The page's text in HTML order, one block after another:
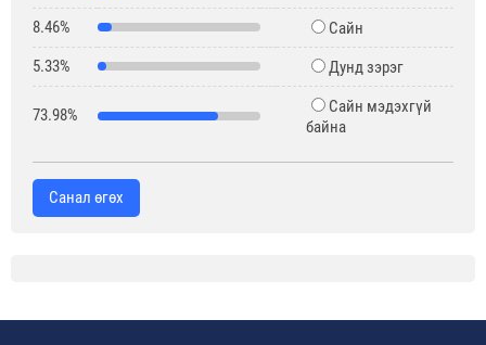
8.46%
Сайн
5.33%
Дунд зэрэг
73.98%
Сайн мэдэхгүй
байна
Санал өгөх